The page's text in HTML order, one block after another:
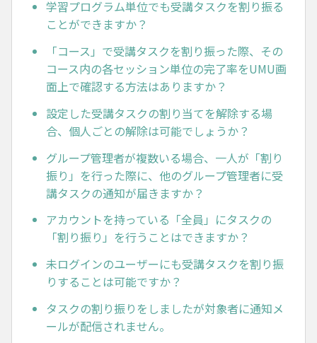
学習プログラム単位でも受講タスクを割り振る
ことができますか？
「コース」で受講タスクを割り振った際、その
コース内の各セッション単位の完了率をUMU画
面上で確認する方法はありますか？
設定した受講タスクの割り当てを解除する場
合、個人ごとの解除は可能でしょうか？
グループ管理者が複数いる場合、一人が「割り
振り」を行った際に、他のグループ管理者に受
講タスクの通知が届きますか？
アカウントを持っている「全員」にタスクの
「割り振り」を行うことはできますか？
未ログインのユーザーにも受講タスクを割り振
りすることは可能ですか？
タスクの割り振りをしましたが対象者に通知メ
ールが配信されません。